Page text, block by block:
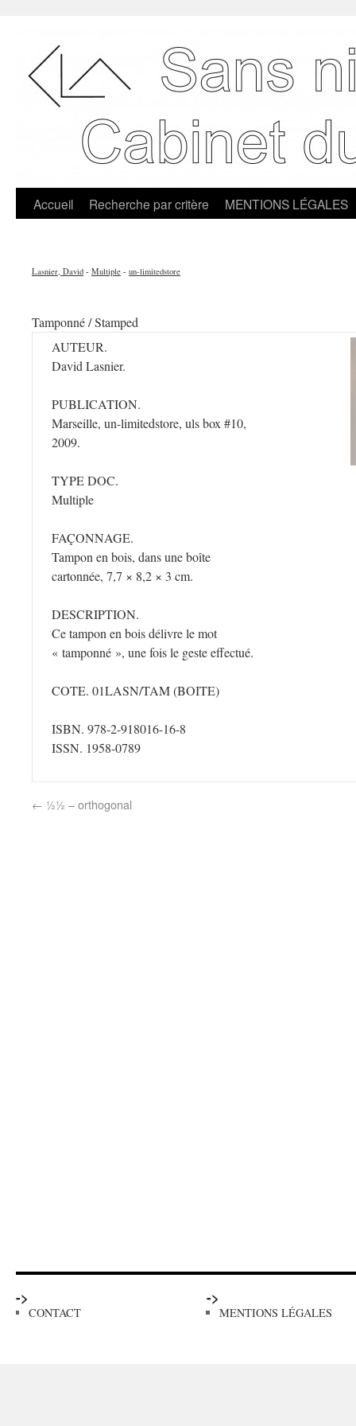
Accueil Recherche par critère MENTIONS LÉGALES
Lasnier, David - Multiple - un-limitedstore
Tamponné / Stamped
AUTEUR.
David Lasnier.
PUBLICATION.
Marseille, un-limitedstore, uls box #10,
2009.
TYPE DOC.
Multiple
FAÇONNAGE.
Tampon en bois, dans une boîte
cartonnée, 7,7 × 8,2 × 3 cm.
DESCRIPTION.
Ce tampon en bois délivre le mot
« tamponné », une fois le geste effectué.
COTE. 01LASN/TAM (BOITE)
ISBN. 978-2-918016-16-8
ISSN. 1958-0789
← ½½ – orthogonal
->
CONTACT
->
MENTIONS LÉGALES